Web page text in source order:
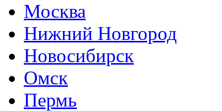
Москва
Нижний Новгород
Новосибирск
Омск
Пермь